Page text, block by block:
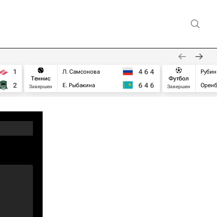
1
2
Теннис
Завершен
Л. Самсонова
Е. Рыбакина
4 6 4
6 4 6
Футбол
Завершен
Рубин